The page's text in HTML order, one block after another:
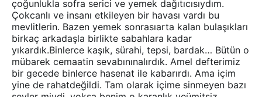
çoğunlukla sofra serici ve yemek dağıtıcısıydım.
Çokcanlı ve insanı etkileyen bir havası vardı bu
mevlitlerin. Bazen yemek sonrasıarta kalan bulaşıkları
birkaç arkadaşla birlikte sabahlara kadar
yıkardık.Binlerce kaşık, sürahi, tepsi, bardak… Bütün o
mübarek cemaatin sevabınınalırdık. Amel defterimiz
bir gecede binlerce hasenat ile kabarırdı. Ama içim
yine de rahatdeğildi. Tam olarak içime sinmeyen bazı